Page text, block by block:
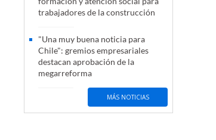
trabajadores de la construcción
"Una muy buena noticia para
Chile": gremios empresariales
destacan aprobación de la
megarreforma
MÁS NOTICIAS